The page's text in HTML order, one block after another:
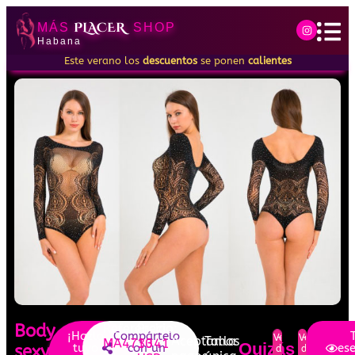
MÁS PLACER SHOP
Habana
Este verano los descuentosse ponen calientes
Body
¡Hazlo
tuyo
Compártelo
con un
Referencia:
MA473341
Precio:
10
Aceptamos
TallaQuizás
Verano
-15%
descuento
Verano
-5%
descuento